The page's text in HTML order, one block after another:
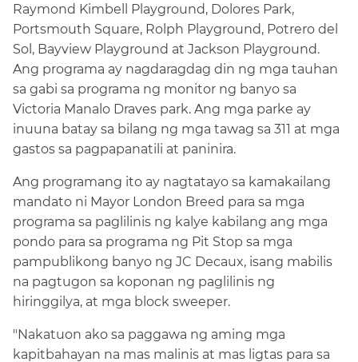
Raymond Kimbell Playground, Dolores Park,
Portsmouth Square, Rolph Playground, Potrero del
Sol, Bayview Playground at Jackson Playground.
Ang programa ay nagdaragdag din ng mga tauhan
sa gabi sa programa ng monitor ng banyo sa
Victoria Manalo Draves park. Ang mga parke ay
inuuna batay sa bilang ng mga tawag sa 311 at mga
gastos sa pagpapanatili at paninira.​​
Ang programang ito ay nagtatayo sa kamakailang
mandato ni Mayor London Breed para sa mga
programa sa paglilinis ng kalye kabilang ang mga
pondo para sa programa ng Pit Stop sa mga
pampublikong banyo ng JC Decaux, isang mabilis
na pagtugon sa koponan ng paglilinis ng
hiringgilya, at mga block sweeper.​​
"Nakatuon ako sa paggawa ng aming mga
kapitbahayan na mas malinis at mas ligtas para sa